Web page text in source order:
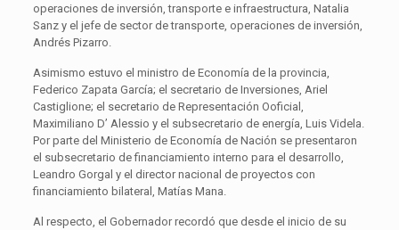
operaciones de inversión, transporte e infraestructura, Natalia
Sanz y el jefe de sector de transporte, operaciones de inversión,
Andrés Pizarro.
Asimismo estuvo el ministro de Economía de la provincia,
Federico Zapata García; el secretario de Inversiones, Ariel
Castiglione; el secretario de Representación Ooficial,
Maximiliano D’ Alessio y el subsecretario de energía, Luis Videla.
Por parte del Ministerio de Economía de Nación se presentaron
el subsecretario de financiamiento interno para el desarrollo,
Leandro Gorgal y el director nacional de proyectos con
financiamiento bilateral, Matías Mana.
Al respecto, el Gobernador recordó que desde el inicio de su